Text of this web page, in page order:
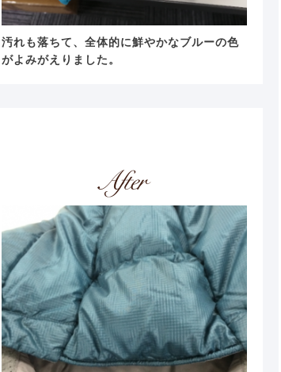
汚れも落ちて、全体的に鮮やかなブルーの色
がよみがえりました。